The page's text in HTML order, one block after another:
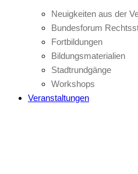
Neuigkeiten aus der
Bundesforum
Fortbildungen
Bildungsmaterialien
Stadtrundgänge
Workshops
Veranstaltungen